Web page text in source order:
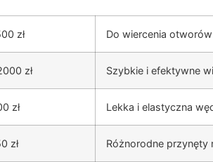
zł Do wiercenia
zł Szybkie i efektywne
zł Lekka i elastyczna
zł Różnorodne przynęty